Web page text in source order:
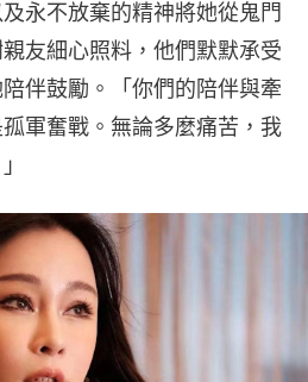
永不放棄的精神將她從鬼門
友細心照料，他們默默承受
伴鼓勵。「你們的陪伴與牽
軍奮戰。無論多麼痛苦，我